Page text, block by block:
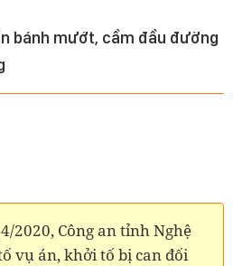
bánh mướt, cầm đầu đường
2020, Công an tỉnh Nghệ
vụ án, khởi tố bị can đối